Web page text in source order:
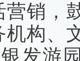
销，
机构、
发游